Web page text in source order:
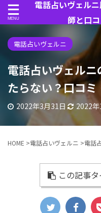
電話占いヴェル
師と口
電話占いヴェルニ
電話占いヴェル
たらない？口コ
2022年3月31日 2022
HOME >電話占いヴェルニ >電話
この記事